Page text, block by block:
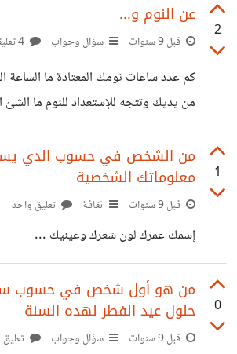
2
عن النوم و...
قبل 9 سنوات سؤال وجواب
كم عدد ساعات نومك المعتادة ما الساعة
من يديك وتتجه للإستعداد للنوم ما
السهر
1
من الشخص في حسوب الدي
معلوماتك الشخصية
قبل 9 سنوات ثقافة تعليق واحد
إسمك عمرك لون شعرك وعينيك ...
0
من هو أول شخص في حسوب
حلول عيد الفطر لهده السنة
قبل 9 سنوات سؤال وجواب